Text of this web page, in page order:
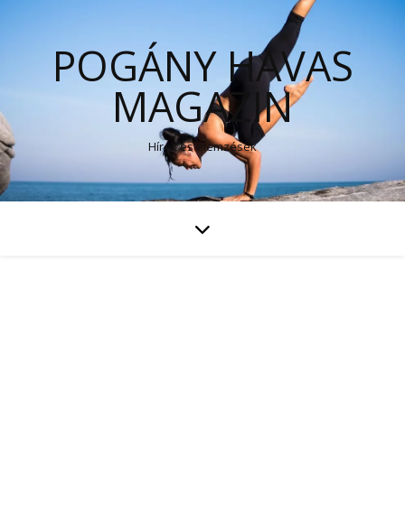
POGÁNY HAVAS
MAGAZIN
Hírek és elemzések